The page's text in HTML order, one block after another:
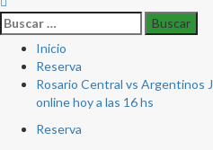
Buscar:
Inicio
Reserva
Rosario Central vs Argentinos
online hoy a las 16 hs
Reserva